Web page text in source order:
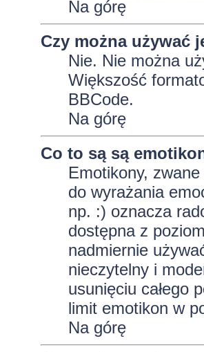
Na górę
Czy można używać
Nie. Nie można
Większość
BBCode.
Na górę
Co to są są
Emotikony,
do wyrażania
np. :) oznacza
dostępna z
nadmiernie
nieczytelny i
usunięciu całego
limit emotikon w
Na górę